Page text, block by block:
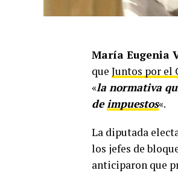
María Eugenia
que Juntos por el
«la normativa
deimpuestos«.
La diputada
los jefes de
anticiparon que